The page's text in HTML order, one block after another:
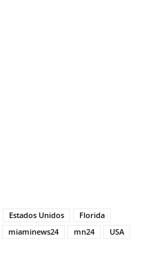
Estados Unidos
Florida
miaminews24 mn24
USA